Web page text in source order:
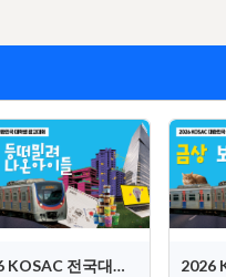
2026 KOSAC 전국대회 금상 (등 떠밀려 나온 아이들)